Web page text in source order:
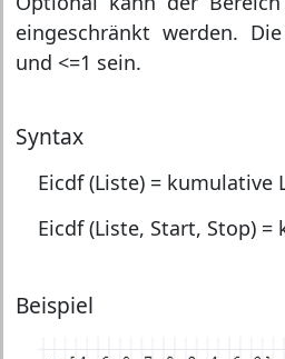
eingeschränkt werden.
und <=1 sein.
Syntax
Eicdf (Liste) = kumulative
Eicdf (Liste, Start, Stop)
Beispiel